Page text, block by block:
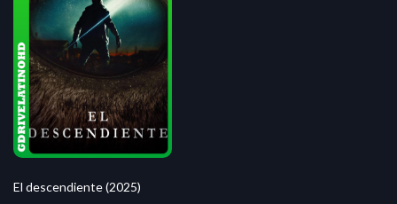
El descendiente (2025)